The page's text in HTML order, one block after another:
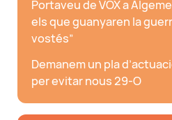
Portaveu de VOX a
els que guanyaren la
vostés”
Demanem un pla
per evitar nous 29-O